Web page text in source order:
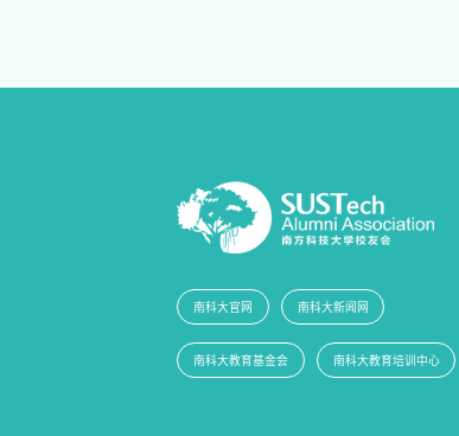
南科大官网 南科大新闻网
南科大教育基金会 南科大教育培训中心